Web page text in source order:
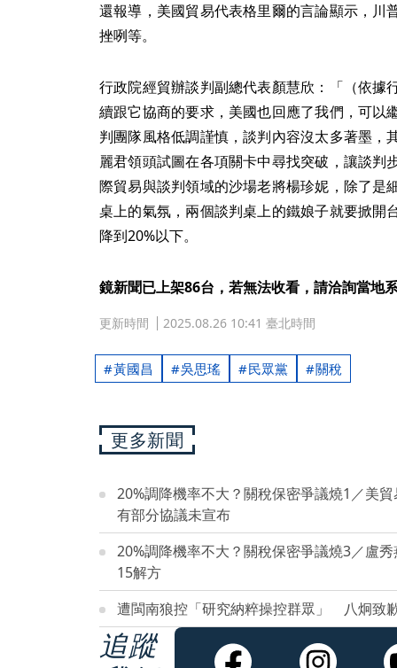
還報導，美國貿易代表格里爾的言論顯示，川
挫咧等。
行政院經貿辦談判副總代表顏慧欣：「（依據
續跟它協商的要求，美國也回應了我們，可以
判團隊風格低調謹慎，談判內容沒太多著墨，
麗君領頭試圖在各項關卡中尋找突破，讓談判
際貿易與談判領域的沙場老將楊珍妮，除了是
桌上的氣氛，兩個談判桌上的鐵娘子就要掀開
降到20%以下。
鏡新聞已上架86台，若無法收看，請洽詢當地
更新時間 2025.08.26 10:41 臺北時間
黃國昌 吳思瑤 民眾黨 關稅
更多新聞
20%調降機率不大？關稅保密爭議燒1／美
有部分協議未宣布
20%調降機率不大？關稅保密爭議燒3／盧
15解方
遭閩南狼控「研究納粹操控群眾」 八炯致
追蹤